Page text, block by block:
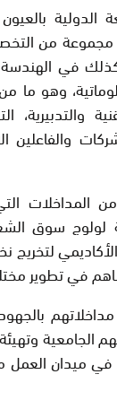
الدولية
مجموعة من
في الهندسة
وهو
والتدبيرية،
والفاعلين
المداخلات
لولوج سوق
لتخريج
في تطوير
الجامعية
في ميدان